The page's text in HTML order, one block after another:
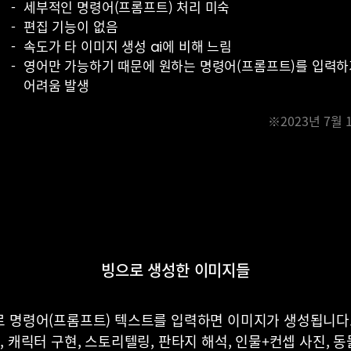
세부적인 명령어(프롬프트) 처리 미숙
편집 기능이 없음
속도가 타 이미지 생성 ai에 비해 느림
영어만 가능하기 때문에 원하는 명령어(프롬프트)를 입력
어려움 발생
※2023년 7월
빙으로 생성한 이미지들
명령어(프롬프트) 텍스트를 입력하면 이미지가 생성됩니
캐릭터 구현, 스토리텔링, 판타지 해석, 인물+컨셉 사진, 동